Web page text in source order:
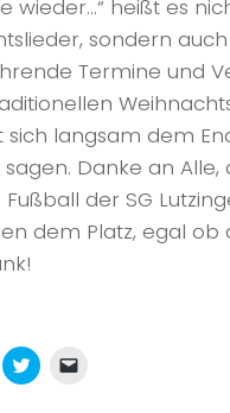
wieder…“ heißt es
sondern
Termine und
sich langsam dem
sagen. Danke an
der SG
dem Platz, egal ob
Klick,
um